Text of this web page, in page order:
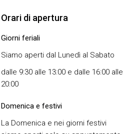
Orari di apertura
Giorni feriali
Siamo aperti dal Lunedì al Sabato
dalle 9:30 alle 13:00 e dalle 16:00 alle
20:00
Domenica e festivi
La Domenica e nei giorni festivi